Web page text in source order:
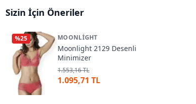
Sizin İçin Öneriler
%25 MOONLIGHT
Moonlight 2129 Desenli
Minimizer
1.553,16 TL
1.095,71 TL